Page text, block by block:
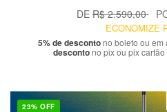
DE R$ 2.590,00
ECONOMIZE
5% de descontono boleto ou em
descontono pix ou pix cartão
23% OFF